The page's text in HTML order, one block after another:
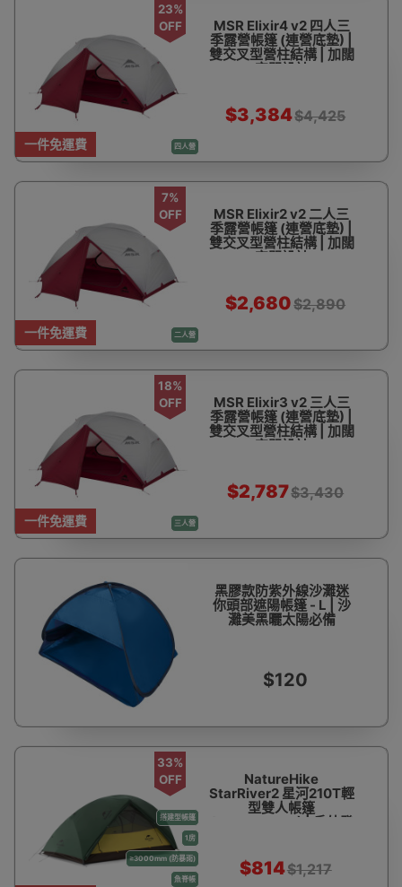
一件免運費 四人營
23%
OFF
MSR Elixir4 v2 四人三
季露營帳篷 (連營底墊) |
雙交叉型營柱結構 | 加闊
空間設計
$3,384$4,425
一件免運費 二人營
7%
OFF
MSR Elixir2 v2 二人三
季露營帳篷 (連營底墊) |
雙交叉型營柱結構 | 加闊
空間設計
$2,680$2,890
一件免運費 三人營
18%
OFF
MSR Elixir3 v2 三人三
季露營帳篷 (連營底墊) |
雙交叉型營柱結構 | 加闊
空間設計
$2,787$3,430
黑膠款防紫外線沙灘迷
你頭部遮陽帳篷 - L | 沙
灘美黑曬太陽必備
$120
搭建型帳篷
1房
≥3000mm (防暴雨)
魚脊帳
33%
OFF
NatureHike
StarRiver2 星河210T輕
型雙人帳篷
(NH17T012-T) | 戶外登
$814$1,217